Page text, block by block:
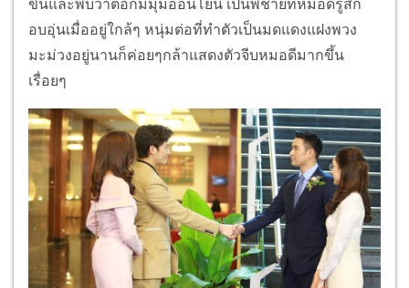
ขึ้นและพบว่าต่อก็มีมุมอ่อนโยน เป็นพี่ชายที่หมอดีรู้สึก
อบอุ่นเมื่ออยู่ใกล้ๆ หนุ่มต่อที่ทำตัวเป็นมดแดงแฝงพวง
มะม่วงอยู่นานก็ค่อยๆกล้าแสดงตัวจีบหมอดีมากขึ้น
เรื่อยๆ